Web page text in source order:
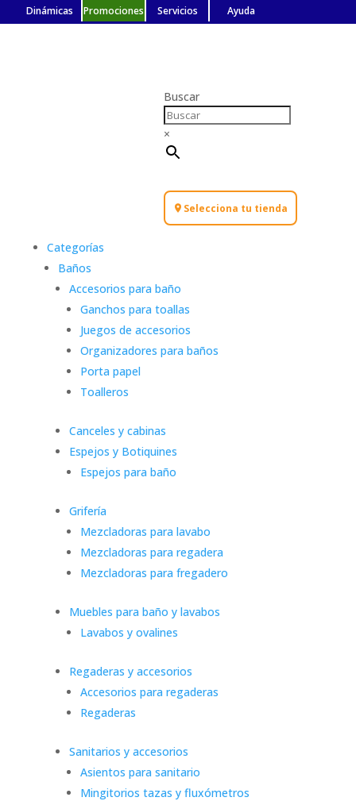
Dinámicas Promociones Servicios Ayuda
Categorías
Baños
Accesorios para baño
Ganchos para toallas
Juegos de accesorios
Organizadores para baños
Porta papel
Toalleros
Canceles y cabinas
Espejos y Botiquines
Espejos para baño
Grifería
Mezcladoras para lavabo
Mezcladoras para regadera
Mezcladoras para fregadero
Muebles para baño y lavabos
Lavabos y ovalines
Regaderas y accesorios
Accesorios para regaderas
Regaderas
Sanitarios y accesorios
Asientos para sanitario
Mingitorios tazas y fluxómetros
Buscar
×
Selecciona tu tienda